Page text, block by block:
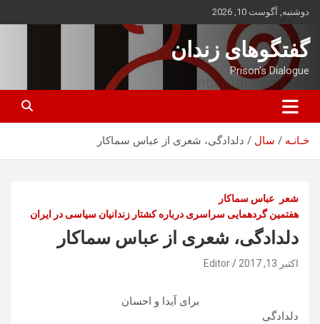
محتوا
بروید
دوشنبه, آگوست 10, 2026
گفتگوهای زندان
Prison's Dialogue
خـانـه سال دلدادگی، شعری از عباس سماکار
شعر
عباس سماکار
هفتمین گردهمایی سراسری درباره کشتار زندانیان سیاسی در ایران
دلدادگی، شعری از عباس سماکار
اکتبر 13, 2017 Editor
برای آیدا و احسان
دلدادگی